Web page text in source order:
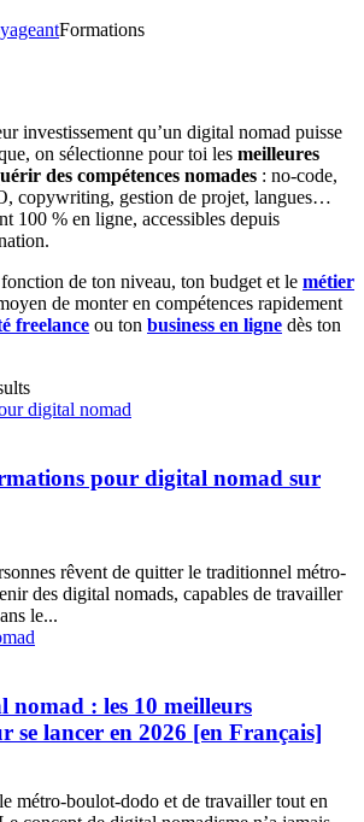
Formations
investissement qu’un digital nomad puisse
on sélectionne pour toi les meilleures
des compétences nomades : no-code,
copywriting, gestion de projet, langues…
100 % en ligne, accessibles depuis
de ton niveau, ton budget et le métier
de monter en compétences rapidement
freelance ou ton business en ligne dès ton
pour digital nomad sur
rêvent de quitter le traditionnel métro-
des digital nomads, capables de travailler
le...
: les 10 meilleurs
se lancer en 2026 [en Français]
métro-boulot-dodo et de travailler tout en